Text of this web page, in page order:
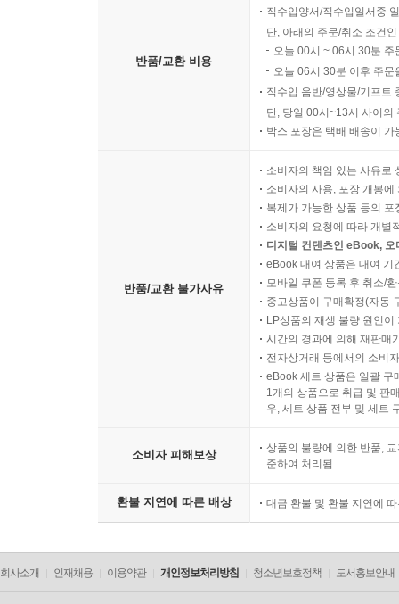
반품/교환 비용
직수입양서/직수입일서중
단, 아래의 주문/취소 조건
오늘 00시 ~ 06시 30분
오늘 06시 30분 이후 주
직수입 음반/영상물/기프트
단, 당일 00시~13시 사이의
박스 포장은 택배 배송이
반품/교환 불가사유
소비자의 책임 있는 사유로
소비자의 사용, 포장 개봉
복제가 가능한 상품 등의
소비자의 요청에 따라 개별
디지털 컨텐츠인 eBook,
eBook 대여 상품은 대여 기
모바일 쿠폰 등록 후 취소/
중고상품이 구매확정(자동
LP상품의 재생 불량 원인
시간의 경과에 의해 재판매
전자상거래 등에서의 소비
eBook 세트 상품은 일괄 구
1개의 상품으로 취급 및 판
우, 세트 상품 전부 및 세트
소비자 피해보상
상품의 불량에 의한 반품,
준하여 처리됨
환불 지연에 따른 배상 대금 환불 및 환불 지연에
회사소개 인재채용 이용약관 개인정보처리방침 청소년보호정책 도서홍보안내